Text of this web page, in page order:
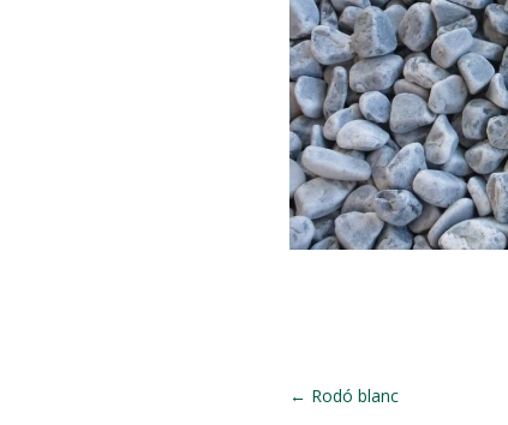
← Rodó blanc